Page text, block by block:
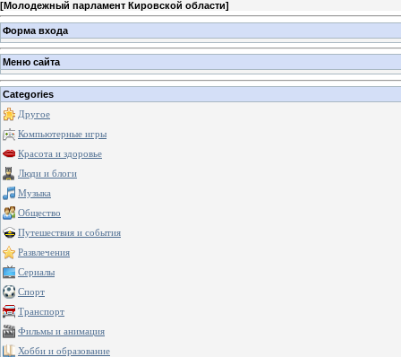
[Молодежный парламент Кировской области]
Форма входа
Меню сайта
Categories
Другое
Компьютерные игры
Красота и здоровье
Люди и блоги
Музыка
Общество
Путешествия и события
Развлечения
Сериалы
Спорт
Транспорт
Фильмы и анимация
Хобби и образование